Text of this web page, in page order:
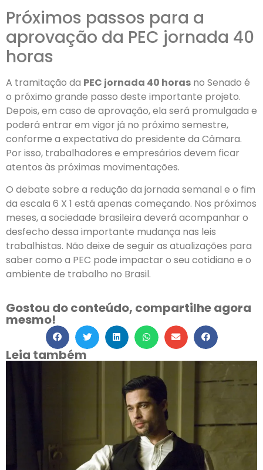
Próximos passos para a
aprovação da PEC jornada 40
horas
A tramitação da PEC jornada 40 horas no Senado é
o próximo grande passo deste importante projeto.
Depois, em caso de aprovação, ela será promulgada e
poderá entrar em vigor já no próximo semestre,
conforme a expectativa do presidente da Câmara.
Por isso, trabalhadores e empresários devem ficar
atentos às próximas movimentações.
O debate sobre a redução da jornada semanal e o fim
da escala 6 X 1 está apenas começando. Nos próximos
meses, a sociedade brasileira deverá acompanhar o
desfecho dessa importante mudança nas leis
trabalhistas. Não deixe de seguir as atualizações para
saber como a PEC pode impactar o seu cotidiano e o
ambiente de trabalho no Brasil.
Gostou do conteúdo, compartilhe agora
mesmo!
Leia também